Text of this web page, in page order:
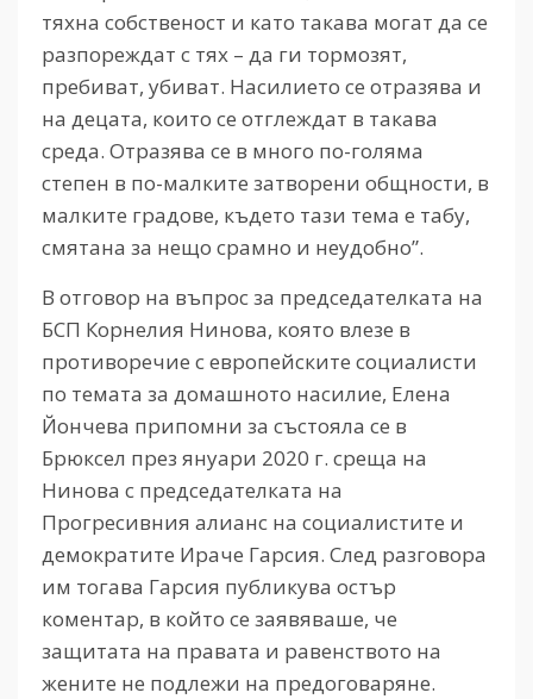
тяхна собственост и като такава могат да се
разпореждат с тях – да ги тормозят,
пребиват, убиват. Насилието се отразява и
на децата, които се отглеждат в такава
среда. Отразява се в много по-голяма
степен в по-малките затворени общности, в
малките градове, където тази тема е табу,
смятана за нещо срамно и неудобно”.
В отговор на въпрос за председателката на
БСП Корнелия Нинова, която влезе в
противоречие с европейските социалисти
по темата за домашното насилие, Елена
Йончева припомни за състояла се в
Брюксел през януари 2020 г. среща на
Нинова с председателката на
Прогресивния алианс на социалистите и
демократите Ираче Гарсия. След разговора
им тогава Гарсия публикува остър
коментар, в който се заявяваше, че
защитата на правата и равенството на
жените не подлежи на предоговаряне.